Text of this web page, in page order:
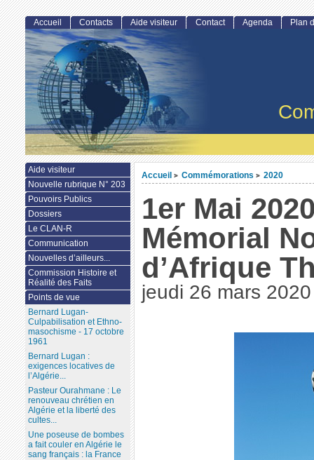
Accueil > Commémorations > 2020
1er Mai
Mémorial
d’Afrique
jeudi 26 mars 2020
Accueil Contacts Aide visiteur Contact Agenda Plan
Aide visiteur
Nouvelle rubrique N° 203
Pouvoirs Publics
Dossiers
Le CLAN-R
Communication
Nouvelles d’ailleurs...
Commission Histoire et
Réalité des Faits
Points de vue
Bernard Lugan-
Culpabilisation et Ethno-
masochisme - 17 octobre
1961
Bernard Lugan :
exigences locatives de
l’Algérie...
Pasteur Ourahmane : Le
renouveau chrétien en
Algérie et la liberté des
cultes...
Une poseuse de bombes
a fait couler en Algérie le
sang français : la France